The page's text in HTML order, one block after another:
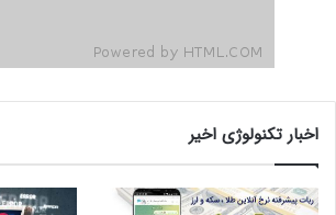
اخبار تکنولوژی اخیر